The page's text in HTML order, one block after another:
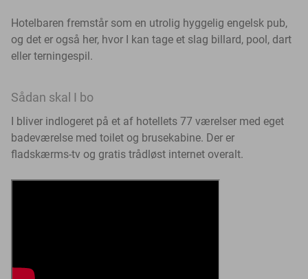
Hotelbaren fremstår som en utrolig hyggelig engelsk pub,
og det er også her, hvor I kan tage et slag billard, pool, dart
eller terningespil.
Sådan skal I bo
I bliver indlogeret på et af hotellets 77 værelser med eget
badeværelse med toilet og brusekabine. Der er
fladskærms-tv og gratis trådløst internet overalt.